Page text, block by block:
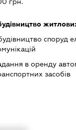
споруд
в оренду
засобів